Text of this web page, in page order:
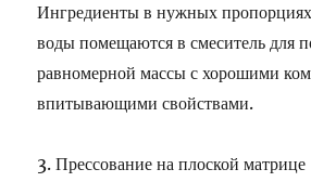
Ингредиенты в нужных
воды помещаются в смеситель для
равномерной массы с хорошими
впитывающими свойствами.
3. Прессование на плоской матрице